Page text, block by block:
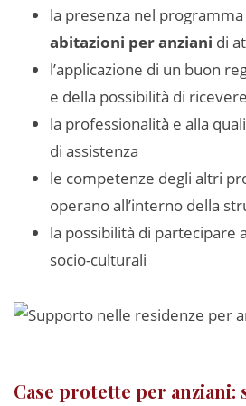
la presenza nel
abitazioni per anziani di
l’applicazione di un buon
e della possibilità di
la professionalità e alla
di assistenza
le competenze degli altri
operano all’interno della
la possibilità di partecipare
socio-culturali
Case protette per anziani: